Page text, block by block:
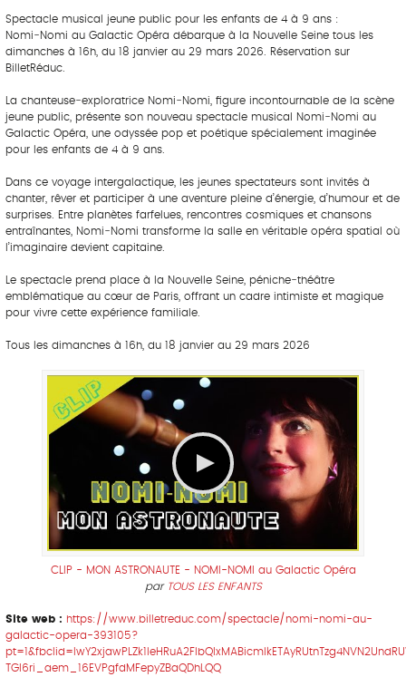
Spectacle musical jeune public pour les enfants de 4 à 9 ans :
Nomi‑Nomi au Galactic Opéra débarque à la Nouvelle Seine tous les
dimanches à 16h, du 18 janvier au 29 mars 2026. Réservation sur
BilletRéduc.
La chanteuse‑exploratrice Nomi‑Nomi, figure incontournable de la scène
jeune public, présente son nouveau spectacle musical Nomi‑Nomi au
Galactic Opéra, une odyssée pop et poétique spécialement imaginée
pour les enfants de 4 à 9 ans.
Dans ce voyage intergalactique, les jeunes spectateurs sont invités à
chanter, rêver et participer à une aventure pleine d’énergie, d’humour et de
surprises. Entre planètes farfelues, rencontres cosmiques et chansons
entraînantes, Nomi‑Nomi transforme la salle en véritable opéra spatial où
l’imaginaire devient capitaine.
Le spectacle prend place à la Nouvelle Seine, péniche‑théâtre
emblématique au cœur de Paris, offrant un cadre intimiste et magique
pour vivre cette expérience familiale.
Tous les dimanches à 16h, du 18 janvier au 29 mars 2026
CLIP - MON ASTRONAUTE - NOMI-NOMI au Galactic Opéra
par TOUS LES ENFANTS
Site web : https://www.billetreduc.com/spectacle/nomi-nomi-au-
galactic-opera-393105?
TGI6ri_aem_16EVPgfdMFepyZBaQDhLQQ